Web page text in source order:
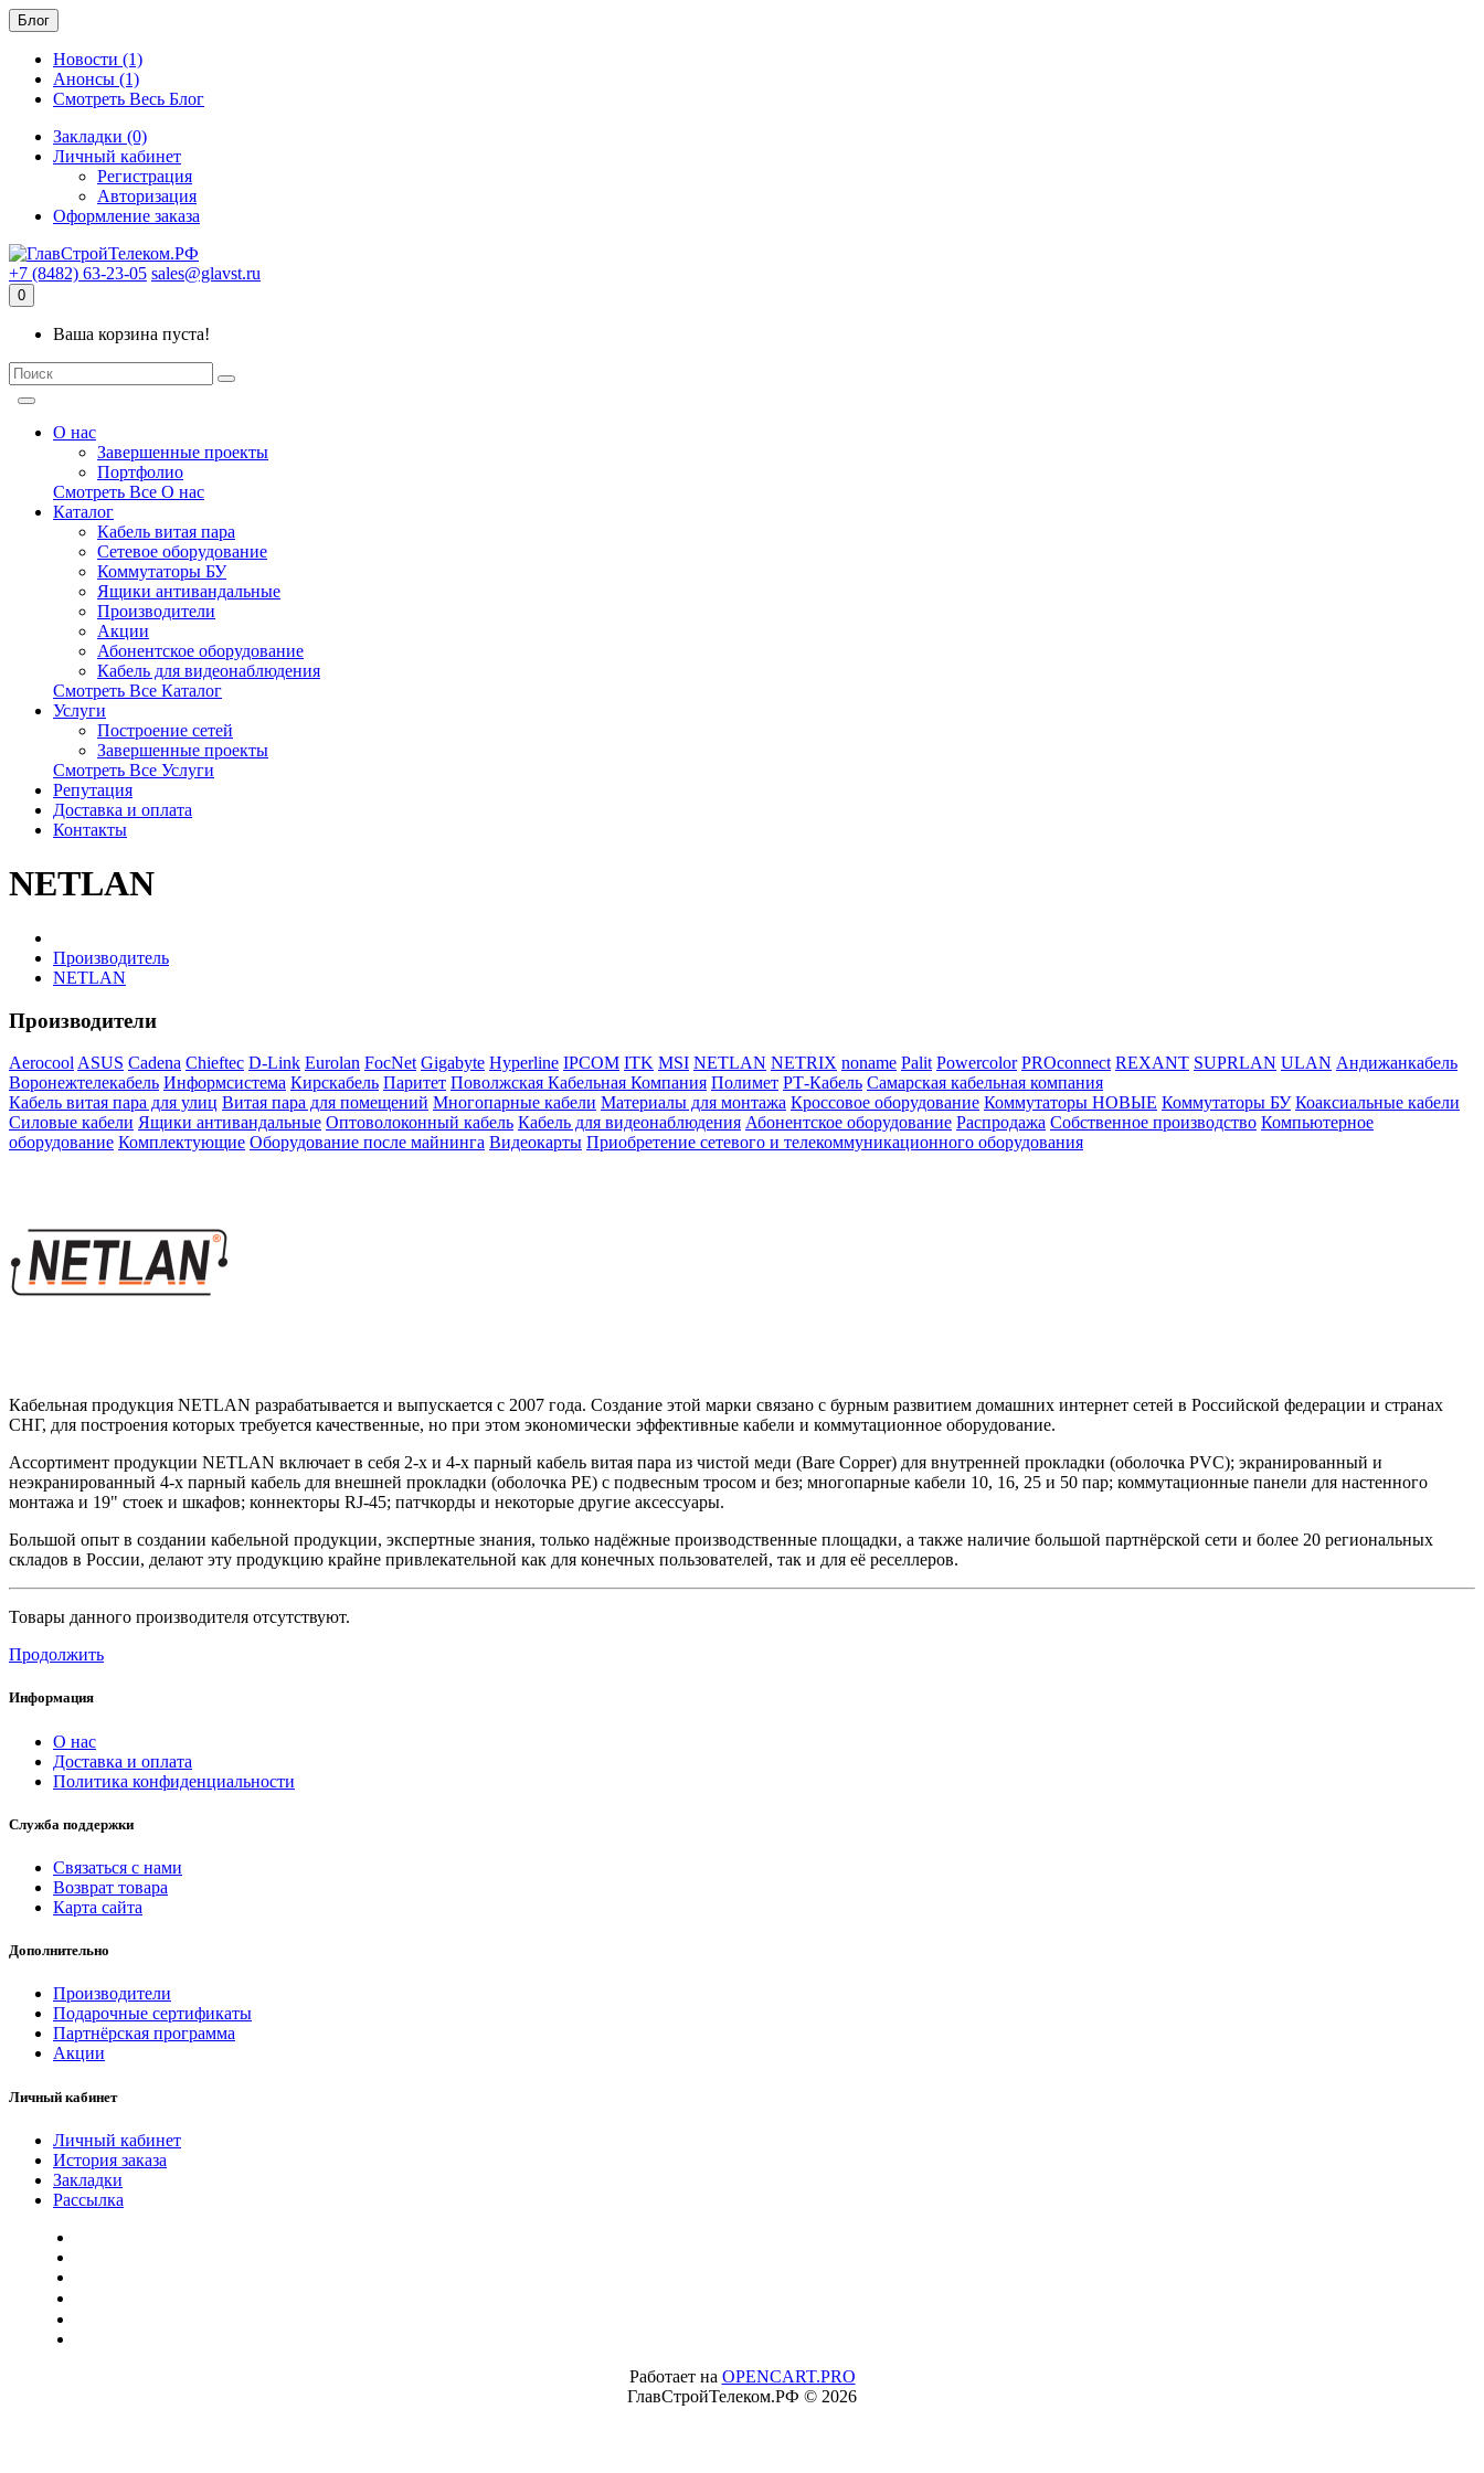
Блог
Новости (1)
Анонсы (1)
Смотреть Весь Блог
Закладки (0)
Личный кабинет
Регистрация
Авторизация
Оформление заказа
+7 (8482) 63-23-05 sales@glavst.ru
0
Ваша корзина пуста!
О нас
Завершенные проекты
Портфолио
Смотреть Все О нас
Каталог
Кабель витая пара
Сетевое оборудование
Коммутаторы БУ
Ящики антивандальные
Производители
Акции
Абонентское оборудование
Кабель для видеонаблюдения
Смотреть Все Каталог
Услуги
Построение сетей
Завершенные проекты
Смотреть Все Услуги
Репутация
Доставка и оплата
Контакты
NETLAN
Производитель
NETLAN
Производители
Aerocool ASUS Cadena Chieftec D-Link Eurolan FocNet Gigabyte Hyperline IPCOM ITK MSI NETLAN NETRIX noname Palit Powercolor PROconnect REXANT SUPRLAN ULAN Андижанкабель
Воронежтелекабель Информсистема Кирскабель Паритет Поволжская Кабельная Компания Полимет РТ-Кабель Самарская кабельная компания
Кабель витая пара для улиц Витая пара для помещений Многопарные кабели Материалы для монтажа Кроссовое оборудование Коммутаторы НОВЫЕ Коммутаторы БУ Коаксиальные кабели
Силовые кабели Ящики антивандальные Оптоволоконный кабель Кабель для видеонаблюдения Абонентское оборудование Распродажа Собственное производство Компьютерное
оборудование Комплектующие Оборудование после майнинга Видеокарты Приобретение сетевого и телекоммуникационного оборудования
Кабельная продукция NETLAN разрабатывается и выпускается с 2007 года. Создание этой марки связано с бурным развитием домашних интернет сетей в Российской федерации и странах
СНГ, для построения которых требуется качественные, но при этом экономически эффективные кабели и коммутационное оборудование.
Ассортимент продукции NETLAN включает в себя 2-х и 4-х парный кабель витая пара из чистой меди (Bare Copper) для внутренней прокладки (оболочка PVC); экранированный и
неэкранированный 4-х парный кабель для внешней прокладки (оболочка PE) с подвесным тросом и без; многопарные кабели 10, 16, 25 и 50 пар; коммутационные панели для настенного
монтажа и 19" стоек и шкафов; коннекторы RJ-45; патчкорды и некоторые другие аксессуары.
Большой опыт в создании кабельной продукции, экспертные знания, только надёжные производственные площадки, а также наличие большой партнёрской сети и более 20 региональных
складов в России, делают эту продукцию крайне привлекательной как для конечных пользователей, так и для её реселлеров.
Товары данного производителя отсутствуют.
Продолжить
Информация
О нас
Доставка и оплата
Политика конфиденциальности
Служба поддержки
Связаться с нами
Возврат товара
Карта сайта
Дополнительно
Производители
Подарочные сертификаты
Партнёрская программа
Акции
Личный кабинет
Личный кабинет
История заказа
Закладки
Рассылка
Работает на OPENCART.PRO
ГлавСтройТелеком.РФ © 2026